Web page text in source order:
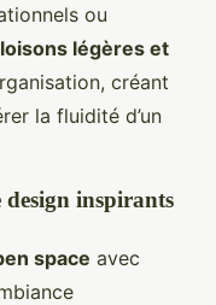
ou
légères et
créant
la fluidité d’un
design inspirants
space avec